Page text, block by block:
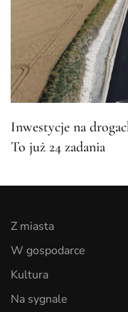
Inwestycje na
To już 24 zadania
Z miasta
W gospodarce
Kultura
Na sygnale